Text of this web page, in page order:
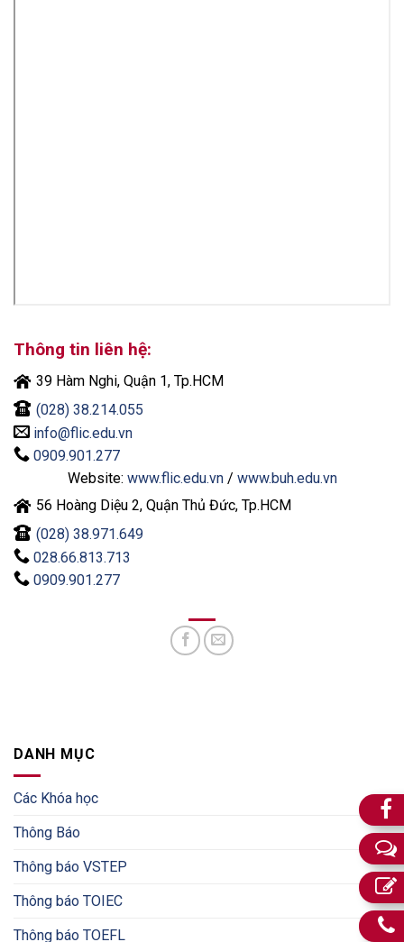
Thông tin liên hệ:
39 Hàm Nghi, Quận 1, Tp.HCM
(028) 38.214.055
info@flic.edu.vn
0909.901.277
Website: www.flic.edu.vn/ www.buh.edu.vn
56 Hoàng Diệu 2, Quận Thủ Đức, Tp.HCM
(028) 38.971.649
028.66.813.713
0909.901.277
DANH MỤC
Các Khóa học
Thông Báo
Thông báo VSTEP
Thông báo TOIEC
Thông báo TOEFL